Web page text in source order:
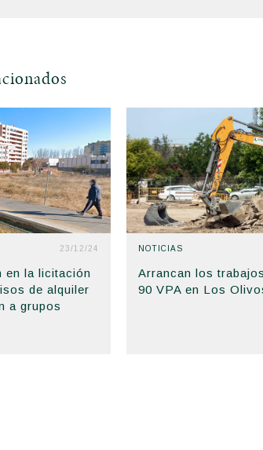
23/12/24
en la licitación
de alquiler
a grupos
NOTICIAS
Arrancan los
90 VPA en Los